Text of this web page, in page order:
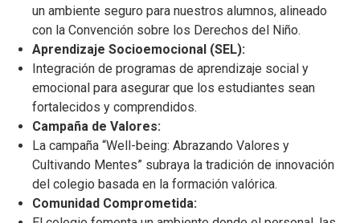
un ambiente seguro para nuestros alumnos, alineado
con la Convención sobre los Derechos del Niño.
Aprendizaje Socioemocional (SEL):
Integración de programas de aprendizaje social y
emocional para asegurar que los estudiantes sean
fortalecidos y comprendidos.
Campaña de Valores:
La campaña “Well-being: Abrazando Valores y
Cultivando Mentes” subraya la tradición de innovación
del colegio basada en la formación valórica.
Comunidad Comprometida: